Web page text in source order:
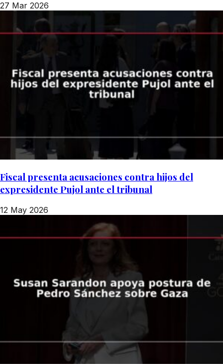
27 Mar 2026
Fiscal presenta acusaciones contra hijos del
expresidente Pujol ante el tribunal
12 May 2026